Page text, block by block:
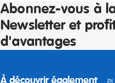
Abonnez-vous à
Newsletter et
d'avantages
À découvrir également